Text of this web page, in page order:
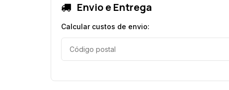
Envio e Entrega
Calcular custos de envio: